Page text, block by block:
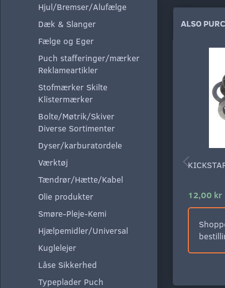
Hjul/Bremser/Alufælge
Dæk & Slanger
Fælge og Eger
Puch stafferinger/mærker
Reklameartikler
Stofmærker Skilte
Klistermærker
Bolte/Møtrik/Skiver
Diverse Sortimenter
Dyser/karburatordele
Værktøj
Tændrør/Hætte/Kabel
Olie produkter
Smøre-Pleje-Kemi
Hjælpemidler/Universal
Kuglelejer
Låse Sikkerhed
Typeplader Puch
ALSO
12,00 kr